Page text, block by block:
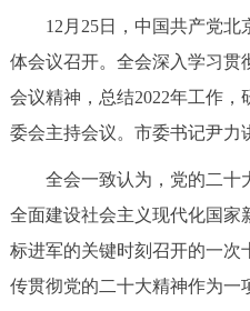
政务服务
便民服务 利
中介服务 阳
12月25日，中国共产党北
体会议召开。全会深入学习贯
会议精神，总结2022年工作，
委会主持会议。市委书记尹力
全会一致认为，党的二十
全面建设社会主义现代化国家
标进军的关键时刻召开的一次
传贯彻党的二十大精神作为一